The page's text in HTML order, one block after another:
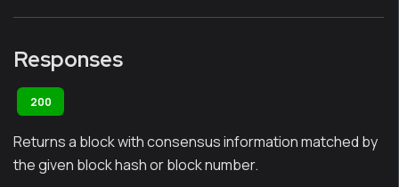
Responses
200
Returns a block with consensus information matched by
the given block hash or block number.